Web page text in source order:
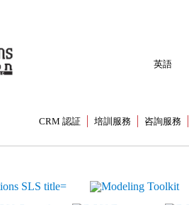
英語
CRM 認証 培訓服務 咨詢服務